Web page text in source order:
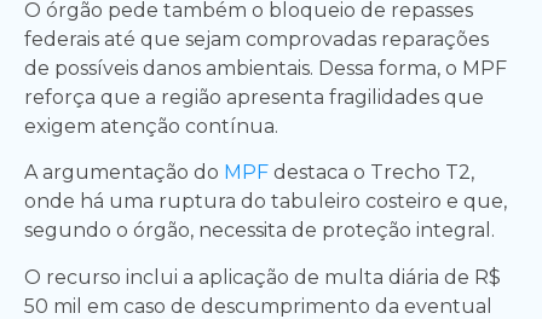
O órgão pede também o bloqueio de repasses
federais até que sejam comprovadas reparações
de possíveis danos ambientais. Dessa forma, o MPF
reforça que a região apresenta fragilidades que
exigem atenção contínua.
A argumentação do MPF destaca o Trecho T2,
onde há uma ruptura do tabuleiro costeiro e que,
segundo o órgão, necessita de proteção integral.
O recurso inclui a aplicação de multa diária de R$
50 mil em caso de descumprimento da eventual